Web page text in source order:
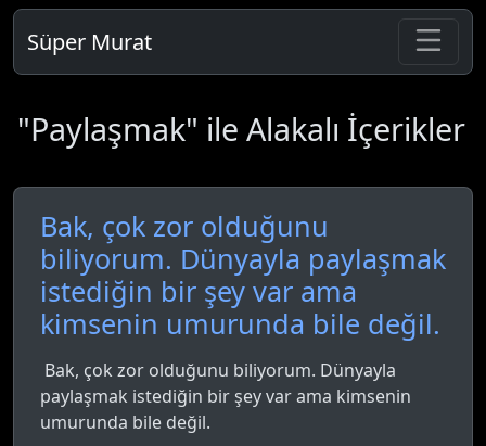
Süper Murat
"Paylaşmak" ile Alakalı İçerikler
Bak, çok zor olduğunu
biliyorum. Dünyayla paylaşmak
istediğin bir şey var ama
kimsenin umurunda bile değil.
Bak, çok zor olduğunu biliyorum. Dünyayla
paylaşmak istediğin bir şey var ama kimsenin
umurunda bile değil.